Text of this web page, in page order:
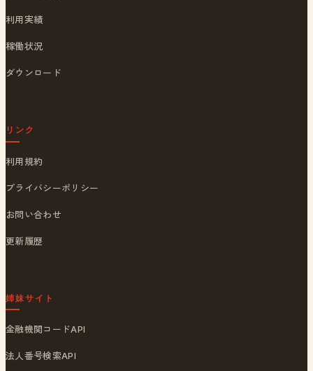
利用実績
稼働状況
ダウンロード
リンク
利用規約
プライバシーポリシー
お問い合わせ
更新履歴
姉妹サイト
金融機関コードAPI
法人番号検索API